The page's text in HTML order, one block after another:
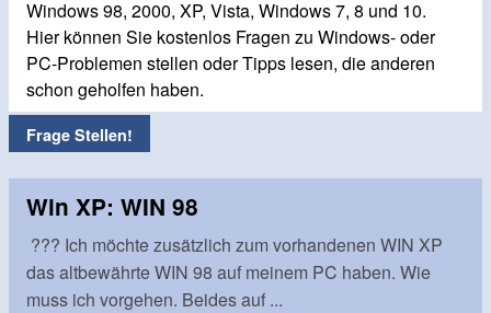
Windows 98, 2000, XP, Vista, Windows 7, 8 und 10.
Hier können Sie kostenlos Fragen zu Windows- oder
PC-Problemen stellen oder Tipps lesen, die anderen
schon geholfen haben.
Frage Stellen!
Win XP: WIN 98
??? Ich möchte zusätzlich zum vorhandenen WIN XP
das altbewährte WIN 98 auf meinem PC haben. Wie
muss ich vorgehen. Beides auf ...